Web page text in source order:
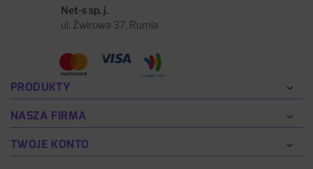
Net-s sp. j.
ul. Żwirowa 37, Rumia
PRODUKTY
NASZA FIRMA
TWOJE KONTO